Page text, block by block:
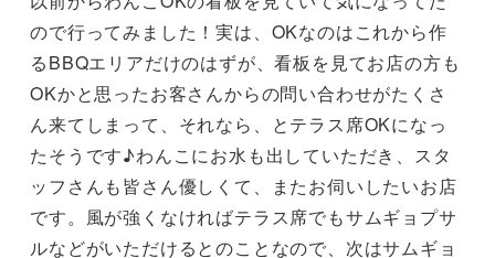
ので行ってみました！実は、OKなのはこれから作
るBBQエリアだけのはずが、看板を見てお店の方も
OKかと思ったお客さんからの問い合わせがたくさ
ん来てしまって、それなら、とテラス席OKになっ
たそうです♪わんこにお水も出していただき、スタ
ッフさんも皆さん優しくて、またお伺いしたいお店
です。風が強くなければテラス席でもサムギョプサ
ルなどがいただけるとのことなので、次はサムギョ